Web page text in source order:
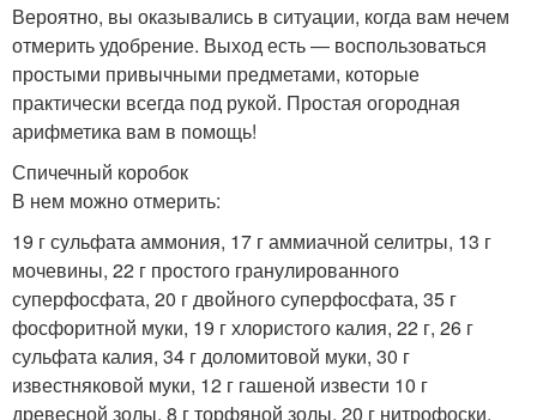
Вероятно, вы оказывались в ситуации, когда вам нечем
отмерить удобрение. Выход есть — воспользоваться
простыми привычными предметами, которые
практически всегда под рукой. Простая огородная
арифметика вам в помощь!
Спичечный коробок
В нем можно отмерить:
19 г сульфата аммония, 17 г аммиачной селитры, 13 г
мочевины, 22 г простого гранулированного
суперфосфата, 20 г двойного суперфосфата, 35 г
фосфоритной муки, 19 г хлористого калия, 22 г, 26 г
сульфата калия, 34 г доломитовой муки, 30 г
известняковой муки, 12 г гашеной извести 10 г
древесной золы, 8 г торфяной золы, 20 г нитрофоски.